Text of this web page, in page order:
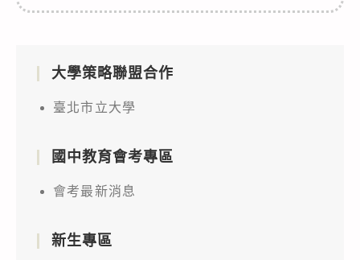
大學策略聯盟合作
臺北市立大學
國中教育會考專區
會考最新消息
新生專區